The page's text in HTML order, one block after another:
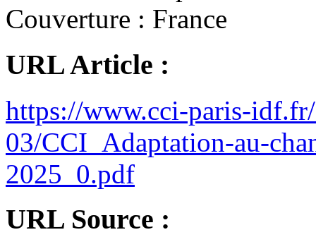
Couverture : France
URL Article :
https://www.cci-paris-
03/CCI_Adaptation-au-
2025_0.pdf
URL Source :